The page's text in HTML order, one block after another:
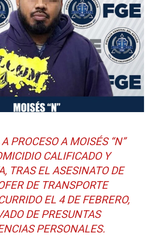
PROCESO A MOISÉS “N”
CALIFICADO Y
TRAS EL ASESINATO DE
DE TRANSPORTE
EL 4 DE FEBRERO,
DE PRESUNTAS
PERSONALES.